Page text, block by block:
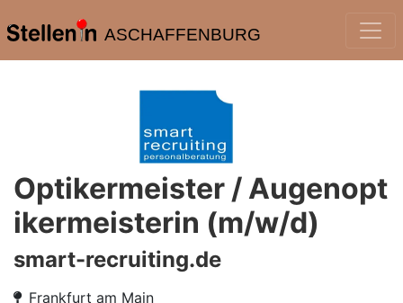
ASCHAFFENBURG
Optikermeister / Augenopt
ikermeisterin (m/w/d)
smart-recruiting.de
Frankfurt am Main